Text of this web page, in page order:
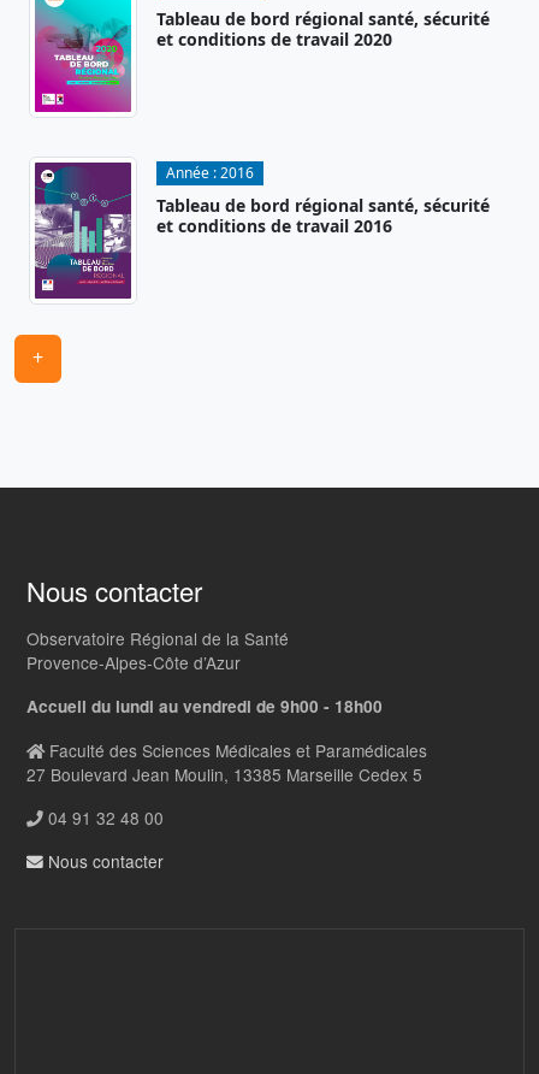
Tableau de bord régional santé, sécurité
et conditions de travail 2020
Année :2016
Tableau de bord régional santé, sécurité
et conditions de travail 2016
+
Nous contacter
Observatoire Régional de la Santé
Provence-Alpes-Côte d’Azur
Accueil du lundi au vendredi de 9h00 - 18h00
Faculté des Sciences Médicales et Paramédicales
27 Boulevard Jean Moulin, 13385 Marseille Cedex 5
04 91 32 48 00
Nous contacter